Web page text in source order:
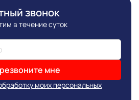
звонок
в течение суток
мне
моих персональных